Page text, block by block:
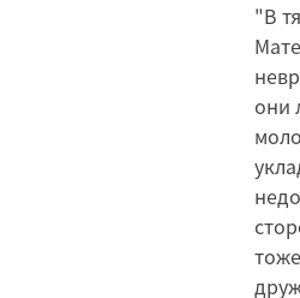
"В
они